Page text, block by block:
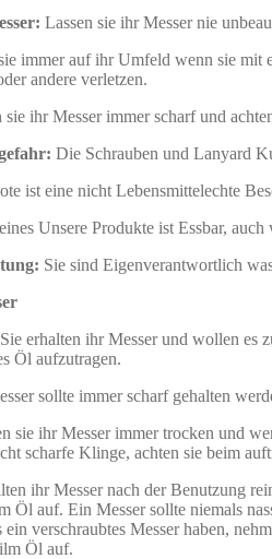
Lassen sie ihr Messer nie
immer auf ihr Umfeld wenn sie mit
andere verletzen.
sie ihr Messer immer scharf und
Die Schrauben und Lanyard
ist eine nicht Lebensmittelechte
Unsere Produkte ist Essbar,
Sie sind Eigenverantwortlich
Sie erhalten ihr Messer und wollen es
Öl aufzutragen.
sollte immer scharf gehalten
sie ihr Messer immer trocken und
scharfe Klinge, achten sie beim
ihr Messer nach der Benutzung
Öl auf. Ein Messer sollte niemals
ein verschraubtes Messer haben,
Öl auf.